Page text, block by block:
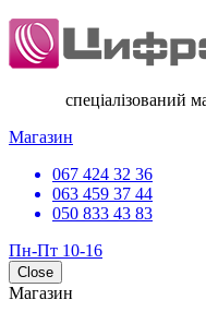
спеціалізований
Магазин
067 424 32 36
063 459 37 44
050 833 43 83
Пн-Пт 10-16
Close
Магазин